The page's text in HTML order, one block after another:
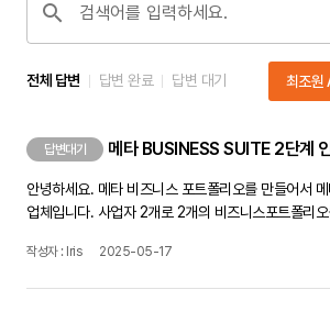
검색어를 입력하세요.
전체 답변 답변 완료 답변 대기 최조원
답변대기 메타 BUSINESS SUITE 2단계
안녕하세요. 메타 비즈니스 포트폴리오를 만들어서
업체입니다. 사업자 2개로 2개의 비즈니스포트폴리오를 만들어서 광고를
필요하다며 페이지에 들어갈 수가 없네요. 제 개인계정이나 광고관리자 페이지
작성자 : Iris 2025-05-17